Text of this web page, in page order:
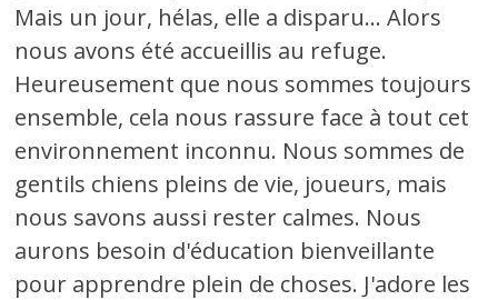
Mais un jour, hélas, elle a disparu... Alors
nous avons été accueillis au refuge.
Heureusement que nous sommes toujours
ensemble, cela nous rassure face à tout cet
environnement inconnu. Nous sommes de
gentils chiens pleins de vie, joueurs, mais
nous savons aussi rester calmes. Nous
aurons besoin d'éducation bienveillante
pour apprendre plein de choses. J'adore les